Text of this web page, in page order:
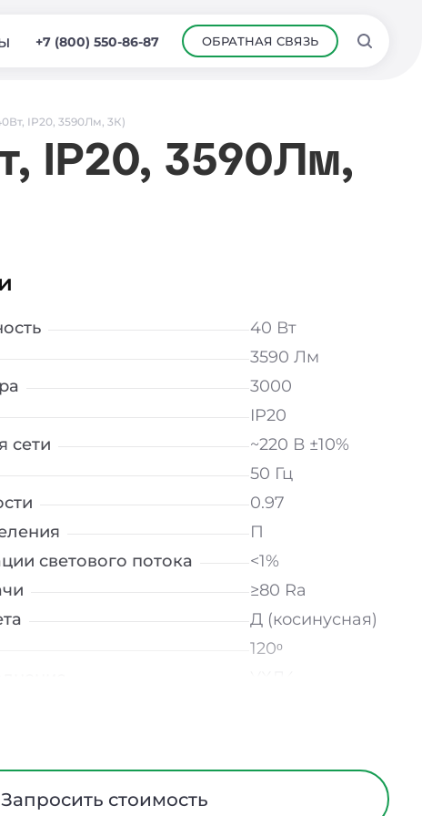
+7 (800) 550-86-87 ОБРАТНАЯ СВЯЗЬ
IP20, 3590Лм, 3К)
IP20, 3590Лм,
40 Вт
3590 Лм
3000
IP20
сети
~220 В ±10%
50 Гц
0.97
П
светового потока
<1%
≥80 Ra
Д (косинусная)
120ᵒ
тока
I
Запросить стоимость